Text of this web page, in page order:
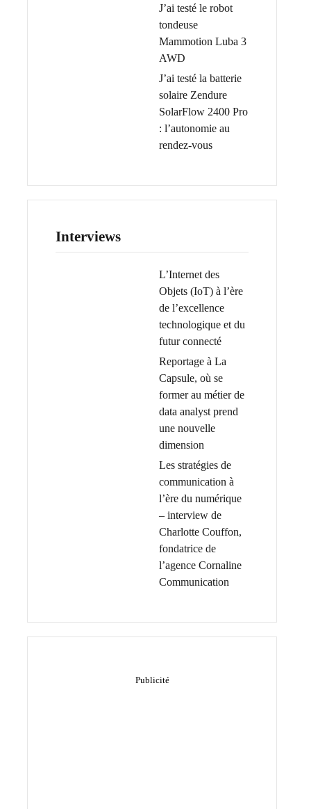
J’ai testé le robot
tondeuse
Mammotion Luba 3
AWD
J’ai testé la batterie
solaire Zendure
SolarFlow 2400 Pro
: l’autonomie au
rendez-vous
Interviews
L’Internet des
Objets (IoT) à l’ère
de l’excellence
technologique et du
futur connecté
Reportage à La
Capsule, où se
former au métier de
data analyst prend
une nouvelle
dimension
Les stratégies de
communication à
l’ère du numérique
– interview de
Charlotte Couffon,
fondatrice de
l’agence Cornaline
Communication